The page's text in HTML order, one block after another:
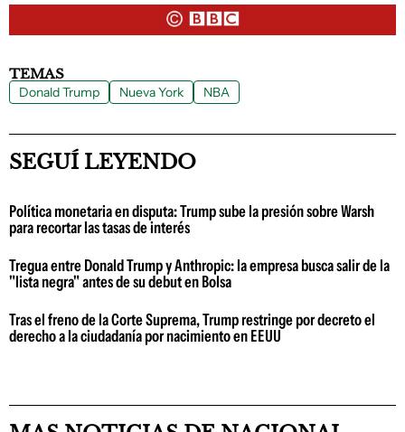
TEMAS
Donald Trump Nueva York NBA
SEGUÍ LEYENDO
Política monetaria en disputa: Trump sube la presión sobre Warsh
para recortar las tasas de interés
Tregua entre Donald Trump y Anthropic: la empresa busca salir de la
"lista negra" antes de su debut en Bolsa
Tras el freno de la Corte Suprema, Trump restringe por decreto el
derecho a la ciudadanía por nacimiento en EEUU